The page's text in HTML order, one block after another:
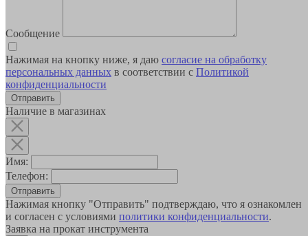
Сообщение
Нажимая на кнопку ниже, я даю согласие на обработку
персональных данных в соответствии с Политикой
конфиденциальности
Наличие в магазинах
Имя:
Телефон:
Отправить
Нажимая кнопку "Отправить" подтверждаю, что я ознакомлен
и согласен с условиями политики конфиденциальности.
Заявка на прокат инструмента